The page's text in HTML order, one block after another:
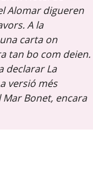
Alomar digueren
A la
carta on
tan bo com deien.
declararLa
versió més
Bonet, encara